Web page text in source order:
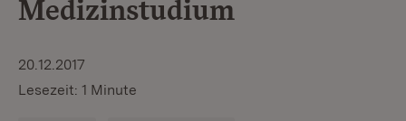
Medizinstudium
20.12.2017
Lesezeit: 1 Minute